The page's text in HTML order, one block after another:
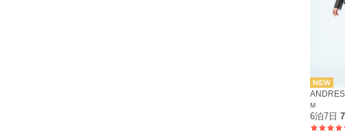
M
6泊7日